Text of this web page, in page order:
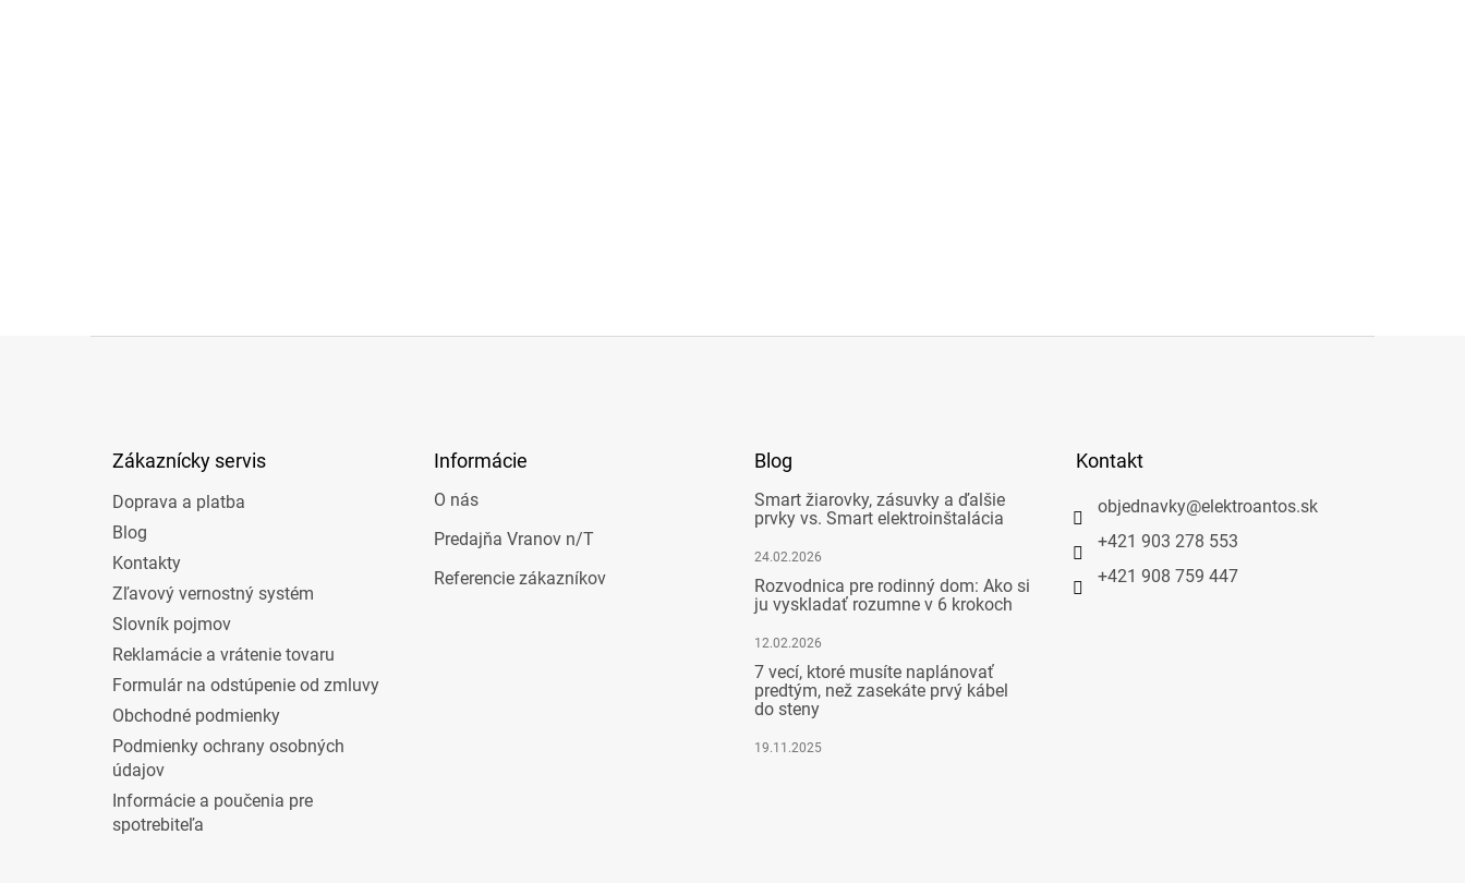
Zákaznícky servis
Doprava a platba
Blog
Kontakty
Zľavový vernostný systém
Slovník pojmov
Reklamácie a vrátenie tovaru
Formulár na odstúpenie od zmluvy
Obchodné podmienky
Podmienky ochrany osobných
údajov
Informácie a poučenia pre
spotrebiteľa
Informácie
O nás
Predajňa Vranov n/T
Referencie zákazníkov
Blog
Smart žiarovky, zásuvky a ďalšie
prvky vs. Smart elektroinštalácia
24.02.2026
Rozvodnica pre rodinný dom: Ako si
ju vyskladať rozumne v 6 krokoch
12.02.2026
7 vecí, ktoré musíte naplánovať
predtým, než zasekáte prvý kábel
do steny
19.11.2025
Kontakt
objednavky@elektroantos.sk
+421 903 278 553
+421 908 759 447